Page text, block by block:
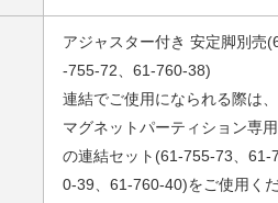
アジャスター付き 安定脚別売
-755-72、61-760-38)
連結でご使用になられる際は、
マグネットパーティション専用
の連結セット(61-755-73、61-
0-39、61-760-40)をご使用く